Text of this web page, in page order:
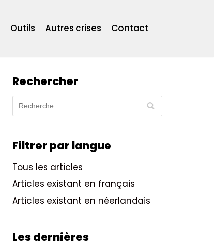
Outils Autres crises Contact
Rechercher
Filtrer par langue
Tous les articles
Articles existant en français
Articles existant en néerlandais
Les dernières